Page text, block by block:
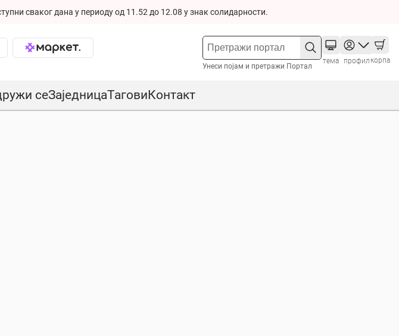
сваког дана у периоду од 11.52 до 12.08 у знак солидарности.
Унеси појам и претражи Портал
тема профил корпа
сеЗаједницаТаговиКонтакт